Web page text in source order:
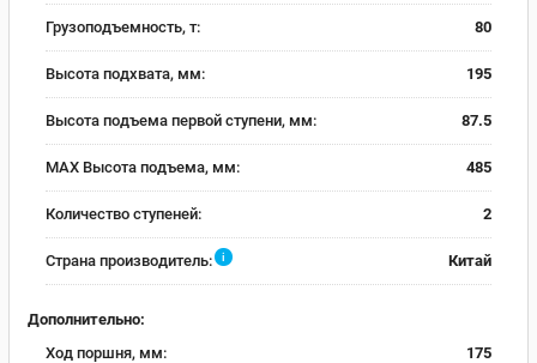
Грузоподъемность, т: 80
Высота подхвата, мм: 195
Высота подъема первой ступени, мм: 87.5
MAX Высота подъема, мм: 485
Количество ступеней: 2
Страна производитель: i Китай
Дополнительно:
Ход поршня, мм:
175